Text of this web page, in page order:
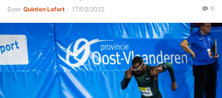
Door Quinten Lafort - 17/03/2022 0